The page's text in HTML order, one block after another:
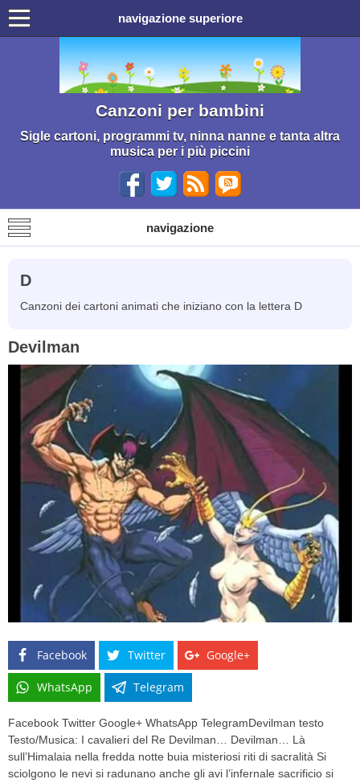
navigazione superiore
Canzoni per bambini
Sigle cartoni, programmi tv, ninna nanne e tanta altra
musica per i più piccini
navigazione
D
Canzoni dei cartoni animati che iniziano con la lettera D
Devilman
Facebook Twitter Google+
WhatsApp Telegram
Facebook Twitter Google+ WhatsApp TelegramDevilman testo
Testo/Musica: I cavalieri del Re Devilman… Devilman… Là
sull’Himalaia nella fredda notte buia misteriosi riti di sacralità Si
sciolgono le nevi si radunano anche gli avi l’infernale sacrificio si